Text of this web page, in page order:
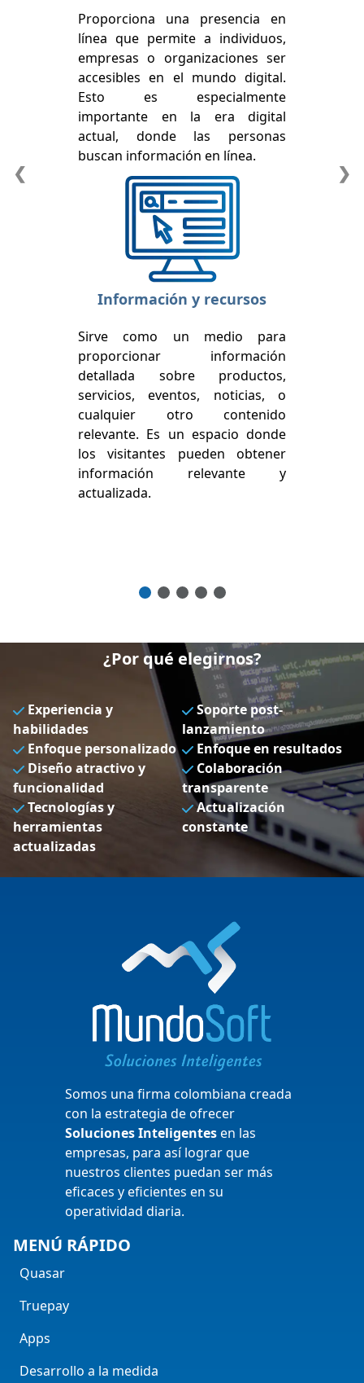
Proporciona una presencia en
línea que permite a individuos,
empresas o organizaciones ser
accesibles en el mundo digital.
Esto es especialmente
importante en la era digital
actual, donde las personas
buscan información en línea.
Información y recursos
Sirve como un medio para
proporcionar información
detallada sobre productos,
servicios, eventos, noticias, o
cualquier otro contenido
relevante. Es un espacio donde
los visitantes pueden obtener
información relevante y
actualizada.
❮ ❯
¿Por qué elegirnos?
Experiencia y
habilidades
Enfoque personalizado
Diseño atractivo y
funcionalidad
Tecnologías y
herramientas
actualizadas
Soporte post-
lanzamiento
Enfoque en resultados
Colaboración
transparente
Actualización
constante
Somos una firma colombiana creada
con la estrategia de ofrecer
Soluciones Inteligentesen las
empresas, para así lograr que
nuestros clientes puedan ser más
eficaces y eficientes en su
operatividad diaria.
MENÚ RÁPIDO
Quasar
Truepay
Apps
Desarrollo a la medida